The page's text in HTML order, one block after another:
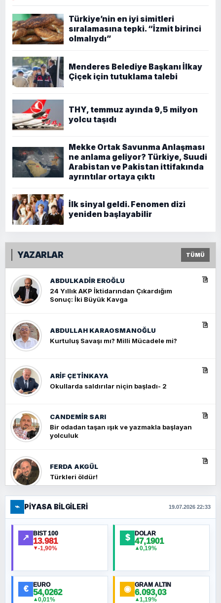
Türkiye’nin en iyi simitleri
sıralamasına tepki. “İzmit birinci
olmalıydı”
Menderes Belediye Başkanı İlkay
Çiçek için tutuklama talebi
THY, temmuz ayında 9,5 milyon
yolcu taşıdı
Mekke Ortak Savunma Anlaşması
ne anlama geliyor? Türkiye, Suudi
Arabistan ve Pakistan ittifakında
ayrıntılar ortaya çıktı
İlk sinyal geldi. Fenomen dizi
yeniden başlayabilir
YAZARLAR TÜMÜ
ABDULKADIR EROĞLU
24 Yıllık AKP İktidarından Çıkardığım
Sonuç: İki Büyük Kavga
ABDULLAH KARAOSMANOĞLU
Kurtuluş Savaşı mı? Milli Mücadele mi?
ARIF ÇETİNKAYA
Okullarda saldırılar niçin başladı- 2
CANDEMIR SARI
Bir odadan taşan ışık ve yazmakla başlayan
yolculuk
FERDA AKGÜL
Türkleri öldür!
FERHAT BÜYÜKKALKAN
Ankara Zirvesi: NATO Toplantısı mı, Yeni
Ortadoğu Haritasının Provası mı?
⌁ PIYASA BILGILERI 19.07.2026 22:33
↗ BIST 100
13.981
▼-1,90%
$ DOLAR
47,1901
▲0,19%
€ EURO
54,0262
▲0,01%
◉ GRAM ALTIN
6.093,03
▲1,19%